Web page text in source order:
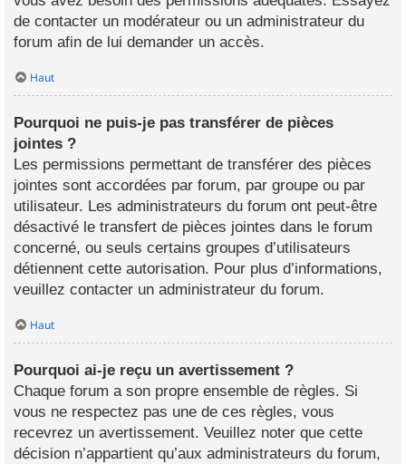
de contacter un modérateur ou un administrateur du
forum afin de lui demander un accès.
Haut
Pourquoi ne puis-je pas transférer de pièces
jointes ?
Les permissions permettant de transférer des pièces
jointes sont accordées par forum, par groupe ou par
utilisateur. Les administrateurs du forum ont peut-être
désactivé le transfert de pièces jointes dans le forum
concerné, ou seuls certains groupes d’utilisateurs
détiennent cette autorisation. Pour plus d’informations,
veuillez contacter un administrateur du forum.
Haut
Pourquoi ai-je reçu un avertissement ?
Chaque forum a son propre ensemble de règles. Si
vous ne respectez pas une de ces règles, vous
recevrez un avertissement. Veuillez noter que cette
décision n’appartient qu’aux administrateurs du forum,